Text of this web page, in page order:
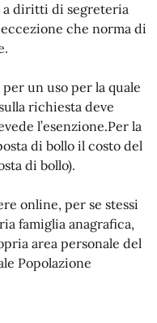
a diritti di segreteria
che norma di
un uso per la quale
richiesta deve
l’esenzione.Per la
di bollo il costo del
di bollo).
online, per se stessi
famiglia anagrafica,
area personale del
Popolazione